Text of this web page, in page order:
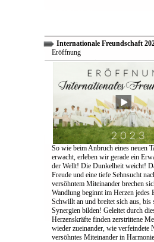
Internationale Freundschaft
Eröffnung
So wie beim Anbruch eines neuen
erwacht, erleben wir gerade ein
der Wellt! Die Dunkelheit weicht!
Freude und eine tiefe Sehnsucht
versöhntem Miteinander brechen
Wandlung beginnt im Herzen jedes
Schwillt an und breitet sich aus, bis
Synergien bilden! Geleitet durch
Herzenskräfte finden zerstrittene
wieder zueinander, wie verfeindete
versöhntes Miteinander in